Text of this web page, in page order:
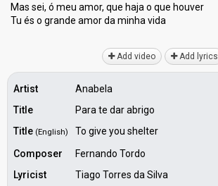
Mas sei, ó meu amor, que haja o que houver
Tu éѕ o grande amor da minha vidа
Add video Add lyrics
Artist
Anabela
Title
Para te dar abrigo
Title (English)
To give you shelter
Composer
Fernando Tordo
Lyricist
Tiago Torres da Silva